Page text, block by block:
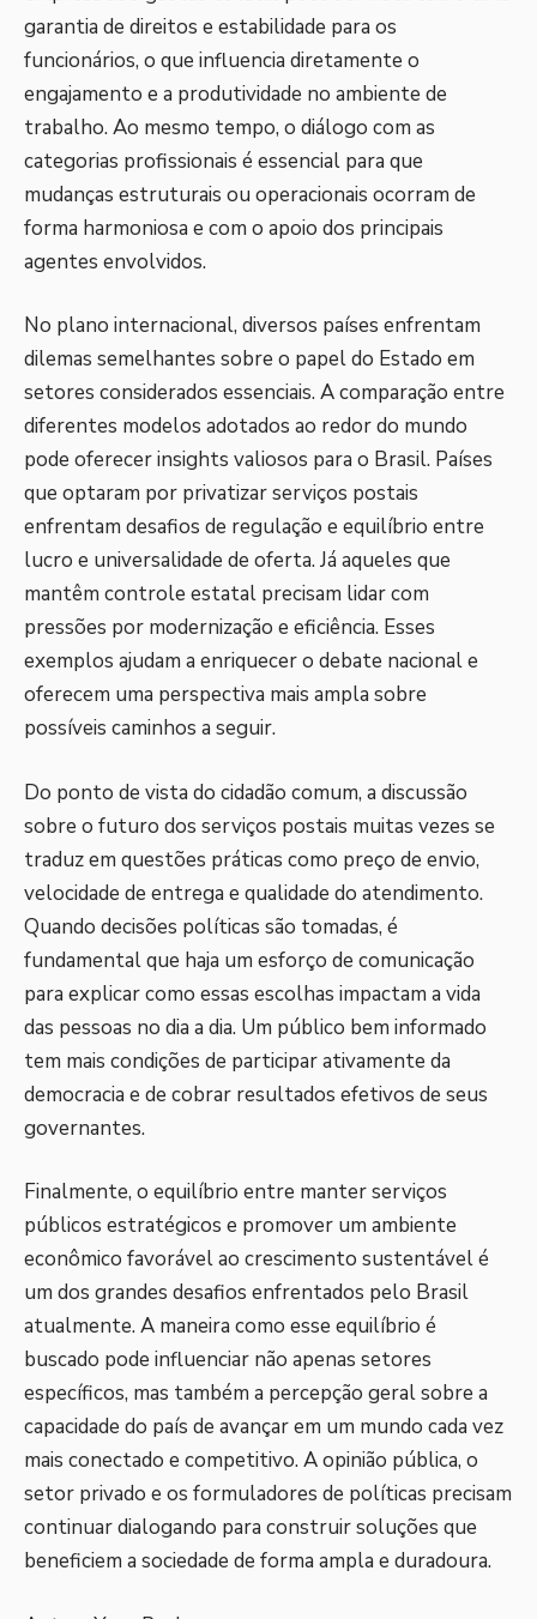
garantia de direitos e estabilidade para os
funcionários, o que influencia diretamente o
engajamento e a produtividade no ambiente de
trabalho. Ao mesmo tempo, o diálogo com as
categorias profissionais é essencial para que
mudanças estruturais ou operacionais ocorram de
forma harmoniosa e com o apoio dos principais
agentes envolvidos.
No plano internacional, diversos países enfrentam
dilemas semelhantes sobre o papel do Estado em
setores considerados essenciais. A comparação entre
diferentes modelos adotados ao redor do mundo
pode oferecer insights valiosos para o Brasil. Países
que optaram por privatizar serviços postais
enfrentam desafios de regulação e equilíbrio entre
lucro e universalidade de oferta. Já aqueles que
mantêm controle estatal precisam lidar com
pressões por modernização e eficiência. Esses
exemplos ajudam a enriquecer o debate nacional e
oferecem uma perspectiva mais ampla sobre
possíveis caminhos a seguir.
Do ponto de vista do cidadão comum, a discussão
sobre o futuro dos serviços postais muitas vezes se
traduz em questões práticas como preço de envio,
velocidade de entrega e qualidade do atendimento.
Quando decisões políticas são tomadas, é
fundamental que haja um esforço de comunicação
para explicar como essas escolhas impactam a vida
das pessoas no dia a dia. Um público bem informado
tem mais condições de participar ativamente da
democracia e de cobrar resultados efetivos de seus
governantes.
Finalmente, o equilíbrio entre manter serviços
públicos estratégicos e promover um ambiente
econômico favorável ao crescimento sustentável é
um dos grandes desafios enfrentados pelo Brasil
atualmente. A maneira como esse equilíbrio é
buscado pode influenciar não apenas setores
específicos, mas também a percepção geral sobre a
capacidade do país de avançar em um mundo cada vez
mais conectado e competitivo. A opinião pública, o
setor privado e os formuladores de políticas precisam
continuar dialogando para construir soluções que
beneficiem a sociedade de forma ampla e duradoura.